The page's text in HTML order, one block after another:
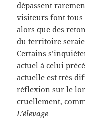
dépassent
visiteurs font tous
alors que des
du territoire
Certains
actuel à celui
actuelle est très
réflexion sur le
cruellement,
L’élevage